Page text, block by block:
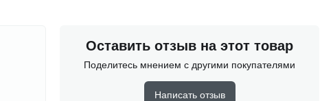
Оставить отзыв на этот товар
Поделитесь мнением с другими покупателями
Написать отзыв